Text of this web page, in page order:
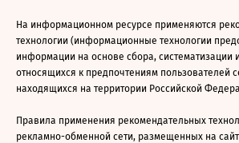
На информационном ресурсе применяются
технологии (информационные технологии
информации на основе сбора, систематизации
относящихся к предпочтениям пользователей
находящихся на территории Российской
Правила применения рекомендательных
рекламно-обменной сети, размещенных на